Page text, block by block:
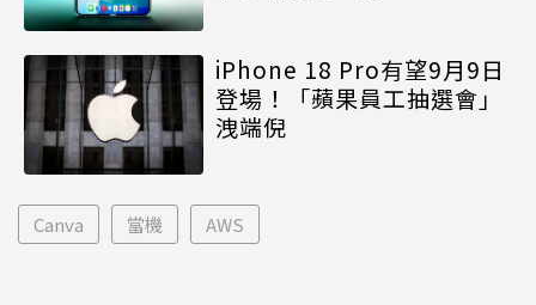
iPhone 18 Pro有望9月9日
登場！「蘋果員工抽選會」
洩端倪
Canva 當機 AWS